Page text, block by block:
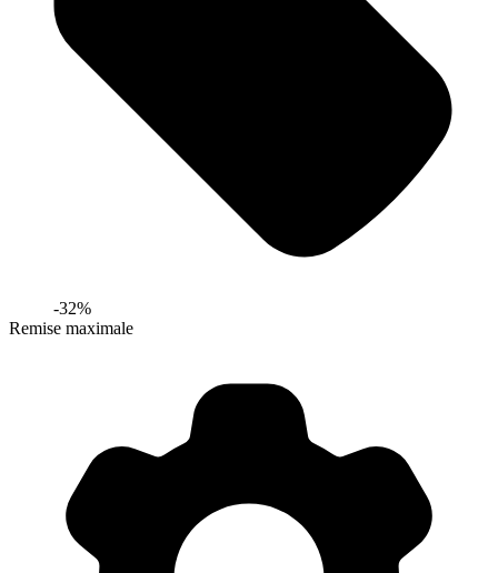
-32%
Remise maximale